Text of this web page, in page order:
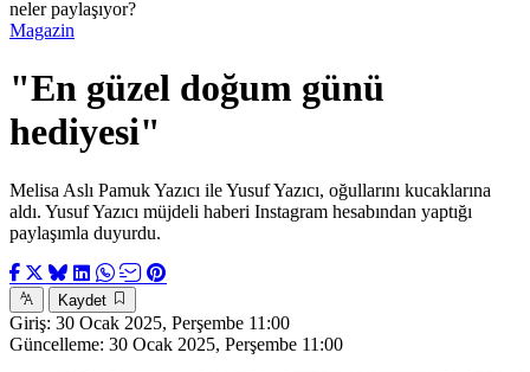
neler paylaşıyor?
Magazin
"En güzel doğum günü
hediyesi"
Melisa Aslı Pamuk Yazıcı ile Yusuf Yazıcı, oğullarını kucaklarına
aldı. Yusuf Yazıcı müjdeli haberi Instagram hesabından yaptığı
paylaşımla duyurdu.
Kaydet
Giriş: 30 Ocak 2025, Perşembe 11:00
Güncelleme: 30 Ocak 2025, Perşembe 11:00